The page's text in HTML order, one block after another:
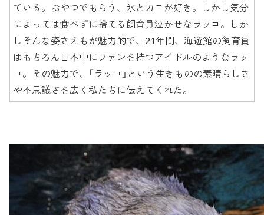
ている。おやつでもらう、氷とカニが好き。しかし気分
によっては食べずに捨てる飼育員泣かせなラッコ。しか
しそんな姿さえもが魅力的で、21年間、海遊館の飼育員
はもちろん日本中にファンを持つアイドルのようなラッ
コ。その魅力で、「ラッコ」という生きものの素晴らしさ
や不思議さを広く私たちに伝えてくれた。